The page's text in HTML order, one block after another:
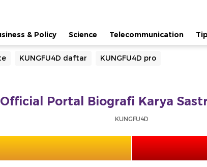
& Policy Science Telecommunication
KUNGFU4D daftar KUNGFU4D pro
Official Portal Biografi Karya
KUNGFU4D